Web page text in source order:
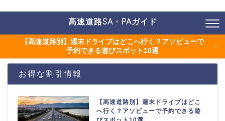
高速道路SA・PAガイド
【高速道路別】週末ドライブはどこへ行く？アソビューで
予約できる遊びスポット10選
お得な割引情報
【高速道路別】週末ドライブはどこ
へ行く？アソビューで予約できる遊